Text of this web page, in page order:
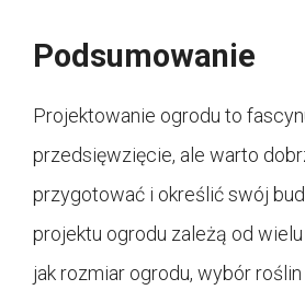
Podsumowanie
Projektowanie ogrodu to
przedsięwzięcie, ale warto
przygotować i określić swój
projektu ogrodu zależą od
jak rozmiar ogrodu, wybór